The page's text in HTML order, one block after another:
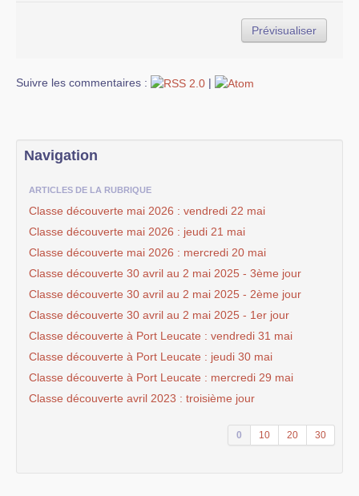
Suivre les commentaires : |
Navigation
ARTICLES DE LA RUBRIQUE
Classe découverte mai 2026 : vendredi 22 mai
Classe découverte mai 2026 : jeudi 21 mai
Classe découverte mai 2026 : mercredi 20 mai
Classe découverte 30 avril au 2 mai 2025 - 3ème jour
Classe découverte 30 avril au 2 mai 2025 - 2ème jour
Classe découverte 30 avril au 2 mai 2025 - 1er jour
Classe découverte à Port Leucate : vendredi 31 mai
Classe découverte à Port Leucate : jeudi 30 mai
Classe découverte à Port Leucate : mercredi 29 mai
Classe découverte avril 2023 : troisième jour
0 10 20 30